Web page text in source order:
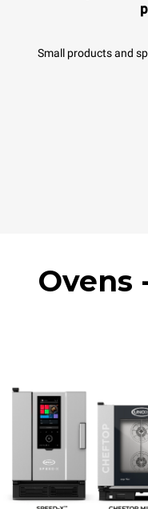
Small products and
Ovens